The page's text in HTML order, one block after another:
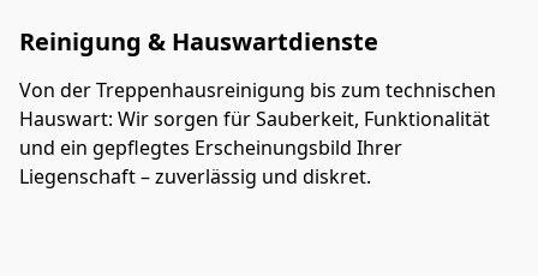
Reinigung & Hauswartdienste
Von der Treppenhausreinigung bis zum technischen
Hauswart: Wir sorgen für Sauberkeit, Funktionalität
und ein gepflegtes Erscheinungsbild Ihrer
Liegenschaft – zuverlässig und diskret.